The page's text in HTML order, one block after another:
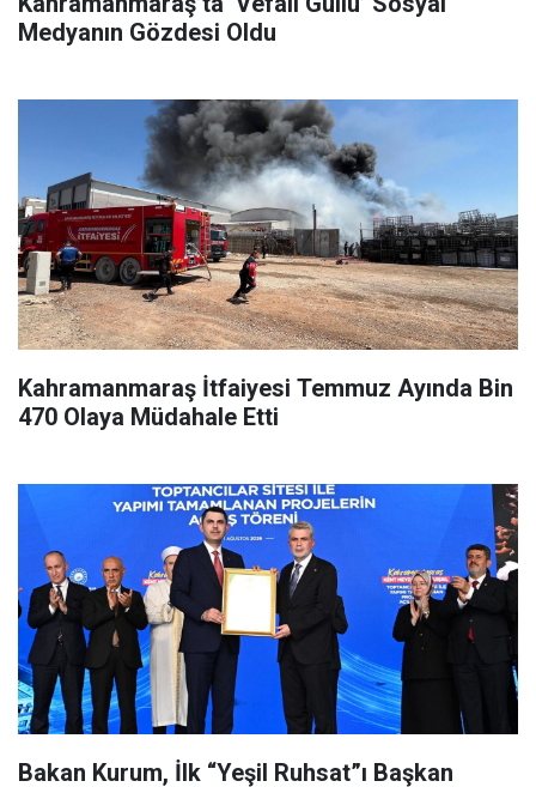
Medyanın Gözdesi Oldu
Kahramanmaraş İtfaiyesi Temmuz Ayında Bin
470 Olaya Müdahale Etti
Bakan Kurum, İlk “Yeşil Ruhsat”ı Başkan